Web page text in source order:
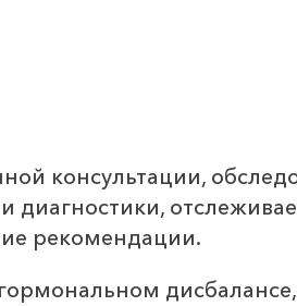
консультации,
диагностики,
рекомендации.